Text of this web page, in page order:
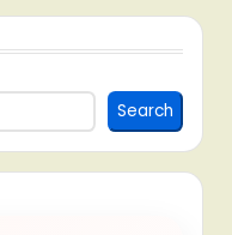
Search